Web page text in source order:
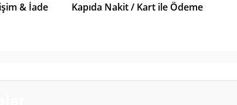
& İade Kapıda Nakit / Kart ile Ödeme